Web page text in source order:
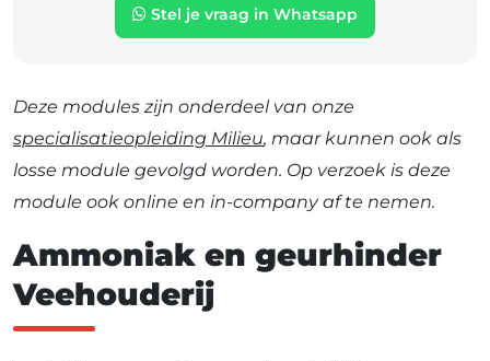
Deze modules zijn onderdeel van onze
specialisatieopleiding Milieu, maar kunnen ook als
losse module gevolgd worden. Op verzoek is deze
module ook online en in-company af te nemen.
Ammoniak en geurhinder
Veehouderij
Stel je vraag in Whatsapp